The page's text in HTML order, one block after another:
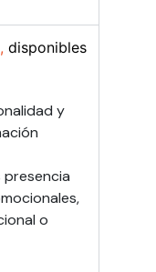
disponibles
y
presencia
o